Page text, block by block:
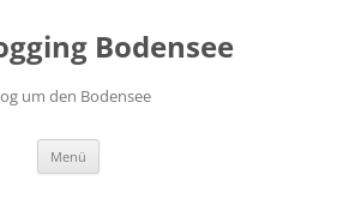
Bodensee
um den Bodensee
Menü